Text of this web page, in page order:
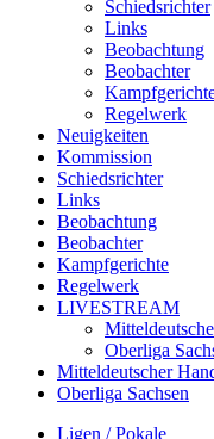
Schiedsrichter
Links
Beobachtung
Beobachter
Regelwerk
Neuigkeiten
Kommission
Schiedsrichter
Links
Beobachtung
Beobachter
Kampfgerichte
Regelwerk
LIVESTREAM
Oberliga
Mitteldeutscher
Oberliga Sachsen
Ligen / Pokale